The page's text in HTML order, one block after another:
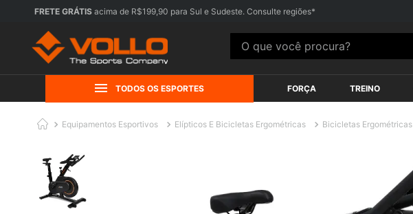
FRETE GRÁTIS acima de R$199,90 para Sul e Sudeste. Consulte regiões*
O que você procura?
TODOS OS ESPORTES FORÇA TREINO
Equipamentos Esportivos Elípticos E Bicicletas Ergométricas Bicicletas Ergométricas